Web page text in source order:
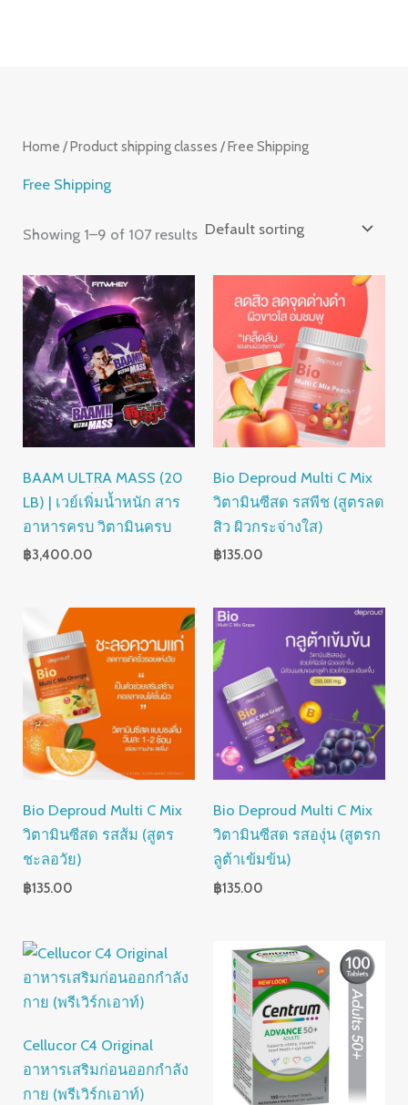
Home / Product shipping classes / Free Shipping
Free Shipping
Showing 1–9 of 107 results
BAAM ULTRA MASS (20
LB) | เวย์เพิ่มน้ำหนัก สาร
อาหารครบ วิตามินครบ
฿3,400.00
Bio Deproud Multi C Mix
วิตามินซีสด รสพีช (สูตรลด
สิว ผิวกระจ่างใส)
฿135.00
Bio Deproud Multi C Mix
วิตามินซีสด รสส้ม (สูตร
ชะลอวัย)
฿135.00
Bio Deproud Multi C Mix
วิตามินซีสด รสองุ่น (สูตรก
ลูต้าเข้มข้น)
฿135.00
Cellucor C4 Original
อาหารเสริมก่อนออกกำลัง
กาย (พรีเวิร์กเอาท์)